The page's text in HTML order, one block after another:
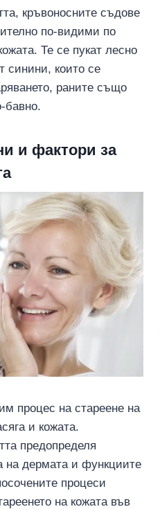
кръвоносните съдове
по-видими по
Те се пукат лесно
синини, които се
раните също
бавно.
и фактори за
процес на стареене на
и кожата.
предопределя
на дермата и функциите
процеси
на кожата във